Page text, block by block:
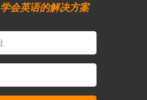
学会英语的解决方案